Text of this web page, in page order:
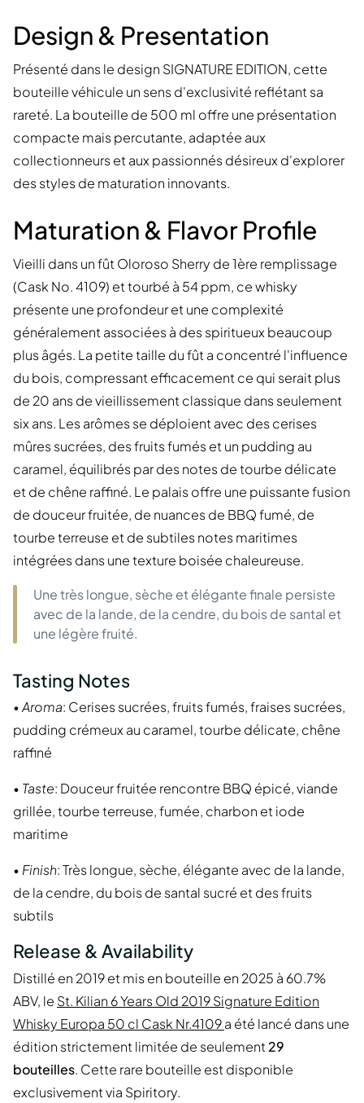
Design & Presentation
Présenté dans le design SIGNATURE EDITION, cette
bouteille véhicule un sens d'exclusivité reflétant sa
rareté. La bouteille de 500 ml offre une présentation
compacte mais percutante, adaptée aux
collectionneurs et aux passionnés désireux d'explorer
des styles de maturation innovants.
Maturation & Flavor Profile
Vieilli dans un fût Oloroso Sherry de 1ère remplissage
(Cask No. 4109) et tourbé à 54 ppm, ce whisky
présente une profondeur et une complexité
généralement associées à des spiritueux beaucoup
plus âgés. La petite taille du fût a concentré l'influence
du bois, compressant efficacement ce qui serait plus
de 20 ans de vieillissement classique dans seulement
six ans. Les arômes se déploient avec des cerises
mûres sucrées, des fruits fumés et un pudding au
caramel, équilibrés par des notes de tourbe délicate
et de chêne raffiné. Le palais offre une puissante fusion
de douceur fruitée, de nuances de BBQ fumé, de
tourbe terreuse et de subtiles notes maritimes
intégrées dans une texture boisée chaleureuse.
Une très longue, sèche et élégante finale persiste
avec de la lande, de la cendre, du bois de santal et
une légère fruité.
Tasting Notes
•Aroma: Cerises sucrées, fruits fumés, fraises sucrées,
pudding crémeux au caramel, tourbe délicate, chêne
raffiné
• Taste: Douceur fruitée rencontre BBQ épicé, viande
grillée, tourbe terreuse, fumée, charbon et iode
maritime
• Finish: Très longue, sèche, élégante avec de la lande,
de la cendre, du bois de santal sucré et des fruits
subtils
Release & Availability
Distillé en 2019 et mis en bouteille en 2025 à 60.7%
ABV, le St. Kilian 6 Years Old 2019 Signature Edition
Whisky Europa 50 cl Cask Nr.4109a été lancé dans une
édition strictement limitée de seulement 29
bouteilles. Cette rare bouteille est disponible
exclusivement via Spiritory.